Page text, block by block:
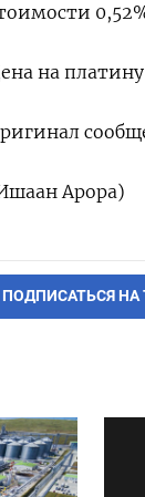
на
Арора)
ПОДПИСАТЬСЯ НА